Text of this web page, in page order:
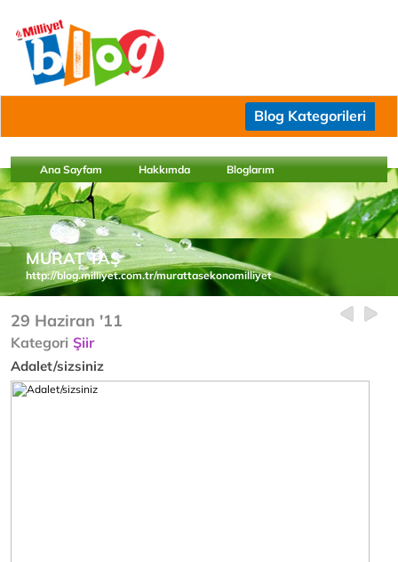
Blog Kategorileri
Ana Sayfam Hakkımda Bloglarım
MURAT TAŞ
http://blog.milliyet.com.tr/murattasekonomilliyet
29 Haziran '11
Kategori Şiir
Adalet/sizsiniz